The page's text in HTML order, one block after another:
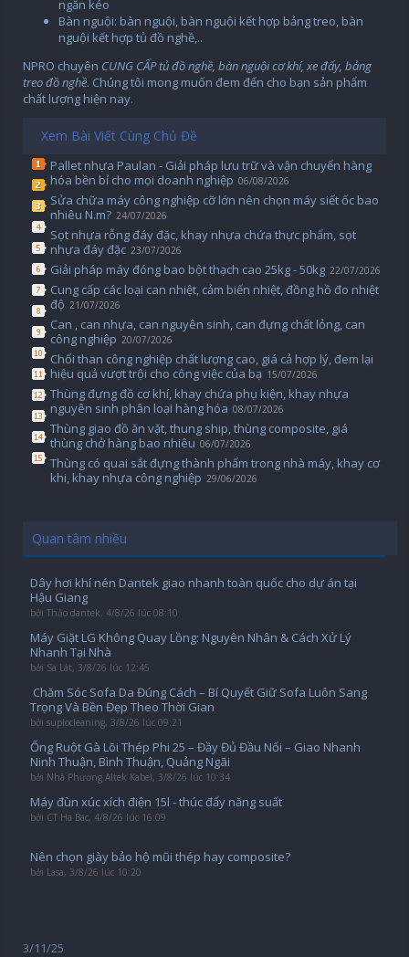
ngăn kéo
Bàn nguội: bàn nguội, bàn nguội kết hợp bảng treo, bàn
nguội kết hợp tủ đồ nghề,..
NPRO chuyên CUNG CẤP tủ đồ nghề, bàn nguội cơ khí, xe đẩy, bảng
treo đồ nghề. Chúng tôi mong muốn đem đến cho bạn sản phẩm
chất lượng hiện nay.
Xem Bài Viết Cùng Chủ Đề
Pallet nhựa Paulan - Giải pháp lưu trữ và vận chuyển hàng
hóa bền bỉ cho mọi doanh nghiệp 06/08/2026
Sửa chữa máy công nghiệp cỡ lớn nên chọn máy siết ốc bao
nhiêu N.m? 24/07/2026
Sọt nhựa rỗng đáy đặc, khay nhựa chứa thực phẩm, sọt
nhựa đáy đặc 23/07/2026
Giải pháp máy đóng bao bột thạch cao 25kg - 50kg 22/07/2026
Cung cấp các loại can nhiệt, cảm biến nhiệt, đồng hồ đo nhiệt
độ 21/07/2026
Can , can nhựa, can nguyên sinh, can đựng chất lỏng, can
công nghiệp 20/07/2026
Chổi than công nghiệp chất lượng cao, giá cả hợp lý, đem lại
hiệu quả vượt trội cho công việc của bạ 15/07/2026
Thùng đựng đồ cơ khí, khay chứa phụ kiện, khay nhựa
nguyên sinh phân loại hàng hóa 08/07/2026
Thùng giao đồ ăn vặt, thung ship, thùng composite, giá
thùng chở hàng bao nhiêu 06/07/2026
Thùng có quai sắt đựng thành phẩm trong nhà máy, khay cơ
khi, khay nhựa công nghiệp 29/06/2026
Quan tâm nhiều
Dây hơi khí nén Dantek giao nhanh toàn quốc cho dự án tại
Hậu Giang
bởi Thảo dantek, 4/8/26 lúc 08:10
Máy Giặt LG Không Quay Lồng: Nguyên Nhân & Cách Xử Lý
Nhanh Tại Nhà
bởi Sa Lát, 3/8/26 lúc 12:45
️ Chăm Sóc Sofa Da Đúng Cách – Bí Quyết Giữ Sofa Luôn Sang
Trọng Và Bền Đẹp Theo Thời Gian
bởi suplocleaning, 3/8/26 lúc 09:21
Ống Ruột Gà Lõi Thép Phi 25 – Đầy Đủ Đầu Nối – Giao Nhanh
Ninh Thuận, Bình Thuận, Quảng Ngãi
bởi Nhã Phương Altek Kabel, 3/8/26 lúc 10:34
Máy đùn xúc xích điện 15l - thúc đẩy năng suất
bởi CT Ha Bac, 4/8/26 lúc 16:09
Nên chọn giày bảo hộ mũi thép hay composite?
bởi Lasa, 3/8/26 lúc 10:20
3/11/25